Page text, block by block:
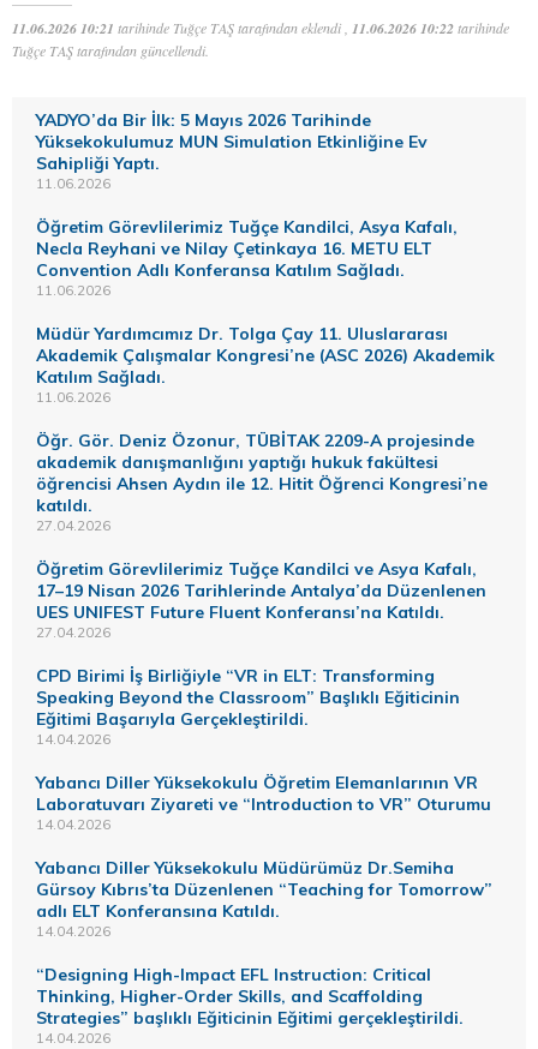
11.06.2026 10:21 tarihinde Tuğçe TAŞ tarafından eklendi , 11.06.2026 10:22tarihinde
Tuğçe TAŞ tarafından güncellendi.
YADYO’da Bir İlk: 5 Mayıs 2026 Tarihinde
Yüksekokulumuz MUN Simulation Etkinliğine Ev
Sahipliği Yaptı.
11.06.2026
Öğretim Görevlilerimiz Tuğçe Kandilci, Asya Kafalı,
Necla Reyhani ve Nilay Çetinkaya 16. METU ELT
Convention Adlı Konferansa Katılım Sağladı.
11.06.2026
Müdür Yardımcımız Dr. Tolga Çay 11. Uluslararası
Akademik Çalışmalar Kongresi’ne (ASC 2026) Akademik
Katılım Sağladı.
11.06.2026
Öğr. Gör. Deniz Özonur, TÜBİTAK 2209-A projesinde
akademik danışmanlığını yaptığı hukuk fakültesi
öğrencisi Ahsen Aydın ile 12. Hitit Öğrenci Kongresi’ne
katıldı.
27.04.2026
Öğretim Görevlilerimiz Tuğçe Kandilci ve Asya Kafalı,
17–19 Nisan 2026 Tarihlerinde Antalya’da Düzenlenen
UES UNIFEST Future Fluent Konferansı’na Katıldı.
27.04.2026
CPD Birimi İş Birliğiyle “VR in ELT: Transforming
Speaking Beyond the Classroom” Başlıklı Eğiticinin
Eğitimi Başarıyla Gerçekleştirildi.
14.04.2026
Yabancı Diller Yüksekokulu Öğretim Elemanlarının VR
Laboratuvarı Ziyareti ve “Introduction to VR” Oturumu
14.04.2026
Yabancı Diller Yüksekokulu Müdürümüz Dr.Semiha
Gürsoy Kıbrıs’ta Düzenlenen “Teaching for Tomorrow”
adlı ELT Konferansına Katıldı.
14.04.2026
“Designing High-Impact EFL Instruction: Critical
Thinking, Higher-Order Skills, and Scaffolding
Strategies” başlıklı Eğiticinin Eğitimi gerçekleştirildi.
14.04.2026